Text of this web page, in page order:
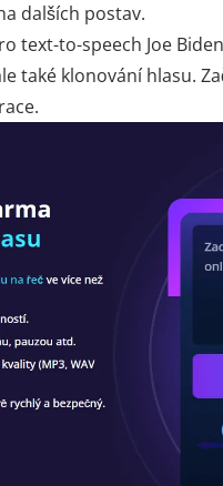
dalších postav.
text-to-speech Joe
také klonování hlasu.